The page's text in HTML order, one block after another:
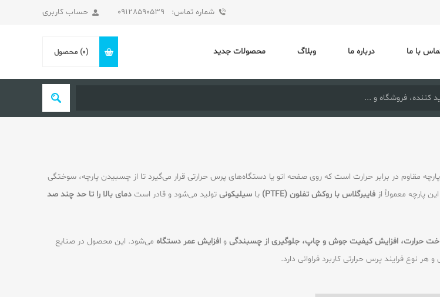
حساب کاربری شماره تماس: 09128590539
با ما درباره ما وبلاگ محصولات جدید (0) محصول
مقاوم در برابر حرارت است که روی صفحه اتو یا دستگاه‌های پرس حرارتی قرار می‌گیرد تا از چسبیدن پارچه، سوختگی
پارچه معمولاً از فایبرگلاس با روکش تفلون (PTFE) یا سیلیکونی تولید می‌شود و قادر است دمای بالا را تا حد چند صد
حرارت، افزایش کیفیت جوش و چاپ، جلوگیری از چسبندگی و افزایش عمر دستگاه می‌شود. این محصول در صنایع
نوع فرایند پرس حرارتی کاربرد فراوانی دارد.